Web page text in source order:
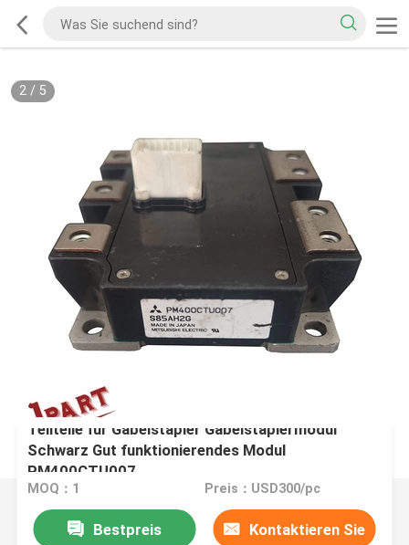
2/ 5
Teilteile für Gabelstapler Gabelstaplermodul
Schwarz Gut funktionierendes Modul
PM400CTU007
MOQ：1 Preis：USD300/pc
Bestpreis Kontaktieren Sie